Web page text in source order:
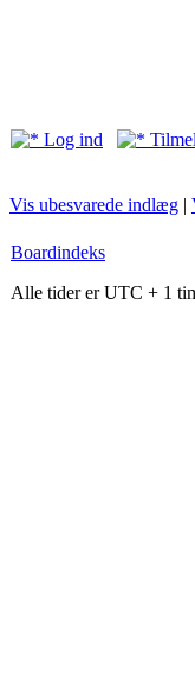
Log ind
Vis ubesvarede indlæg |
Boardindeks
Alle tider er UTC + 1